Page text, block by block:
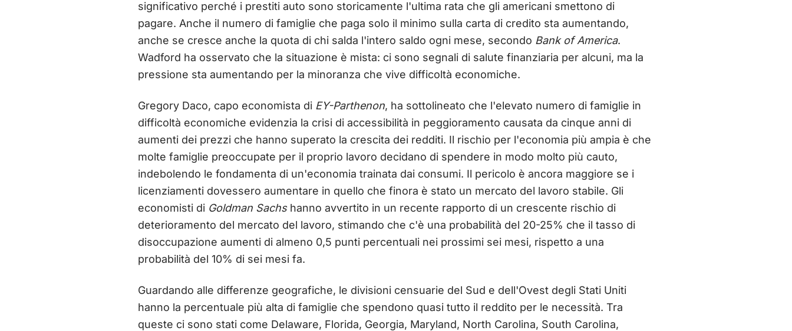
significativo perché i prestiti auto sono storicamente l'ultima rata che gli americani smettono di
pagare. Anche il numero di famiglie che paga solo il minimo sulla carta di credito sta aumentando,
anche se cresce anche la quota di chi salda l'intero saldo ogni mese, secondo Bank of America.
Wadford ha osservato che la situazione è mista: ci sono segnali di salute finanziaria per alcuni, ma la
pressione sta aumentando per la minoranza che vive difficoltà economiche.
Gregory Daco, capo economista di EY-Parthenon, ha sottolineato che l'elevato numero di famiglie in
difficoltà economiche evidenzia la crisi di accessibilità in peggioramento causata da cinque anni di
aumenti dei prezzi che hanno superato la crescita dei redditi. Il rischio per l'economia più ampia è che
molte famiglie preoccupate per il proprio lavoro decidano di spendere in modo molto più cauto,
indebolendo le fondamenta di un'economia trainata dai consumi. Il pericolo è ancora maggiore se i
licenziamenti dovessero aumentare in quello che finora è stato un mercato del lavoro stabile. Gli
economisti di Goldman Sachshanno avvertito in un recente rapporto di un crescente rischio di
deterioramento del mercato del lavoro, stimando che c'è una probabilità del 20-25% che il tasso di
disoccupazione aumenti di almeno 0,5 punti percentuali nei prossimi sei mesi, rispetto a una
probabilità del 10% di sei mesi fa.
Guardando alle differenze geografiche, le divisioni censuarie del Sud e dell'Ovest degli Stati Uniti
hanno la percentuale più alta di famiglie che spendono quasi tutto il reddito per le necessità. Tra
queste ci sono stati come Delaware, Florida, Georgia, Maryland, North Carolina, South Carolina,